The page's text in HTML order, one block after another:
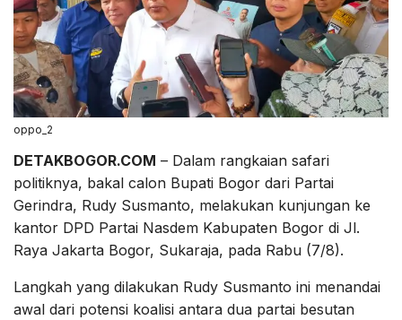
oppo_2
DETAKBOGOR.COM – Dalam rangkaian safari
politiknya, bakal calon Bupati Bogor dari Partai
Gerindra, Rudy Susmanto, melakukan kunjungan ke
kantor DPD Partai Nasdem Kabupaten Bogor di Jl.
Raya Jakarta Bogor, Sukaraja, pada Rabu (7/8).
Langkah yang dilakukan Rudy Susmanto ini menandai
awal dari potensi koalisi antara dua partai besutan